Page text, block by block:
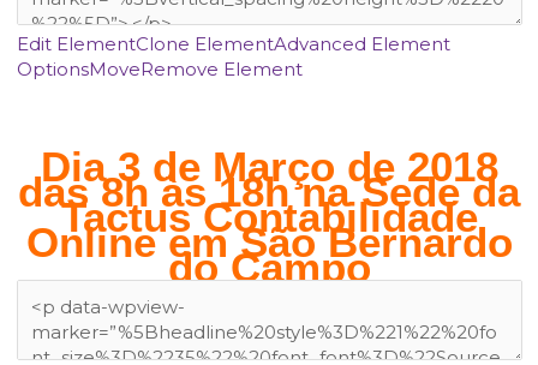
Edit ElementClone ElementAdvanced Element
OptionsMoveRemove Element
Dia 3 de Março de 2018
das 8h às 18h na Sede da
Tactus Contabilidade
Online em São Bernardo
do Campo